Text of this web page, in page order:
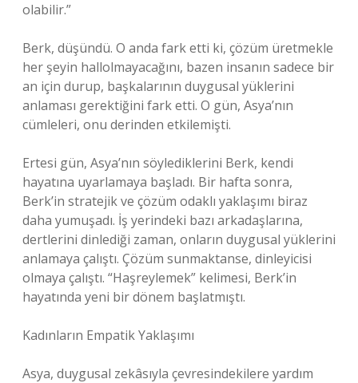
olabilir.”
Berk, düşündü. O anda fark etti ki, çözüm üretmekle
her şeyin hallolmayacağını, bazen insanın sadece bir
an için durup, başkalarının duygusal yüklerini
anlaması gerektiğini fark etti. O gün, Asya’nın
cümleleri, onu derinden etkilemişti.
Ertesi gün, Asya’nın söylediklerini Berk, kendi
hayatına uyarlamaya başladı. Bir hafta sonra,
Berk’in stratejik ve çözüm odaklı yaklaşımı biraz
daha yumuşadı. İş yerindeki bazı arkadaşlarına,
dertlerini dinlediği zaman, onların duygusal yüklerini
anlamaya çalıştı. Çözüm sunmaktanse, dinleyicisi
olmaya çalıştı. “Haşreylemek” kelimesi, Berk’in
hayatında yeni bir dönem başlatmıştı.
Kadınların Empatik Yaklaşımı
Asya, duygusal zekâsıyla çevresindekilere yardım